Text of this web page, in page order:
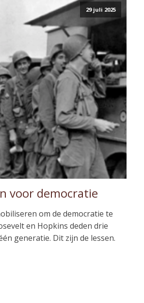
29 juli 2025
voor democratie
om de democratie te
en Hopkins deden drie
generatie. Dit zijn de lessen.